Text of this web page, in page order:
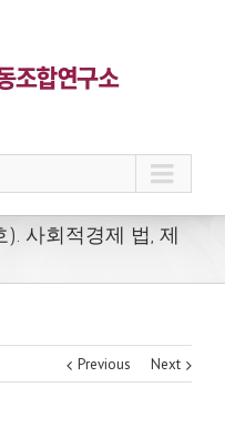
). 사회적경제 법, 제
Previous Next